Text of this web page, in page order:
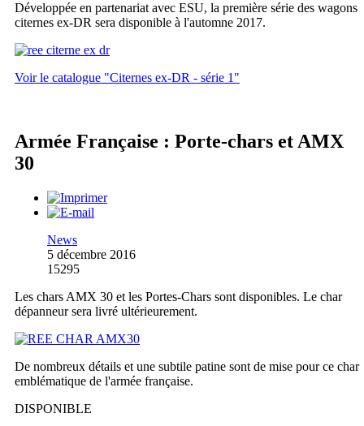
Développée en partenariat avec ESU, la première série des wagons
citernes ex-DR sera disponible à l'automne 2017.
Voir le catalogue "Citernes ex-DR - série 1"
Armée Française : Porte-chars et AMX
30
News
5 décembre 2016
15295
Les chars AMX 30 et les Portes-Chars sont disponibles. Le char
dépanneur sera livré ultérieurement.
De nombreux détails et une subtile patine sont de mise pour ce char
emblématique de l'armée française.
DISPONIBLE